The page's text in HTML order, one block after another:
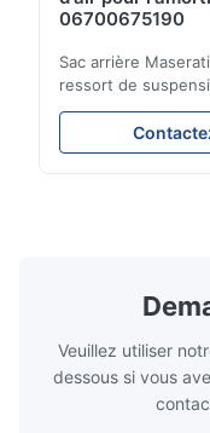
06700675190
Sac arrière
ressort de
est 100%
originale. Produit :
airbag No. d'OEM :
Veuillez utiliser
dessous si vous